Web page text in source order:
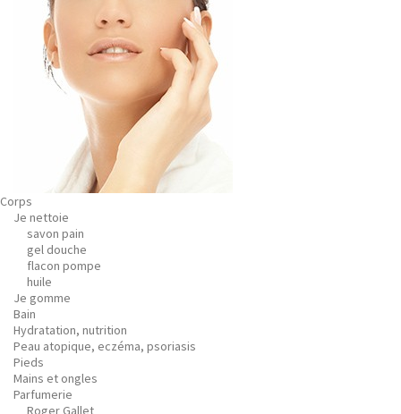
Corps
Je nettoie
savon pain
gel douche
flacon pompe
huile
Je gomme
Bain
Hydratation, nutrition
Peau atopique, eczéma, psoriasis
Pieds
Mains et ongles
Parfumerie
Roger Gallet